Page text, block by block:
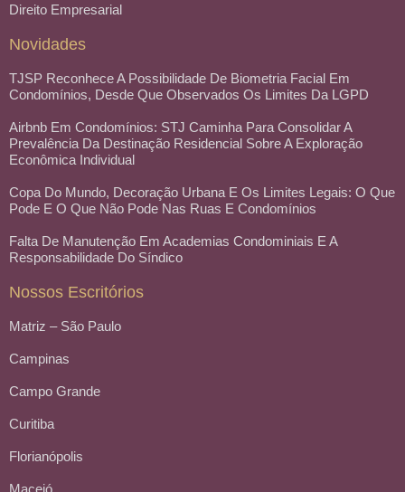
Direito Empresarial
Novidades
TJSP Reconhece A Possibilidade De Biometria Facial Em
Condomínios, Desde Que Observados Os Limites Da LGPD
Airbnb Em Condomínios: STJ Caminha Para Consolidar A
Prevalência Da Destinação Residencial Sobre A Exploração
Econômica Individual
Copa Do Mundo, Decoração Urbana E Os Limites Legais: O Que
Pode E O Que Não Pode Nas Ruas E Condomínios
Falta De Manutenção Em Academias Condominiais E A
Responsabilidade Do Síndico
Nossos Escritórios
Matriz – São Paulo
Campinas
Campo Grande
Curitiba
Florianópolis
Maceió